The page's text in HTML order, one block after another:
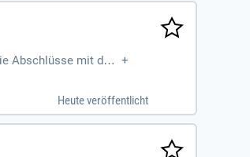
Abschlüsse mit dem +
Heute veröffentlicht